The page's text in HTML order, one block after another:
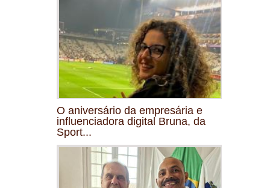
O aniversário da empresária e
influenciadora digital Bruna, da
Sport...